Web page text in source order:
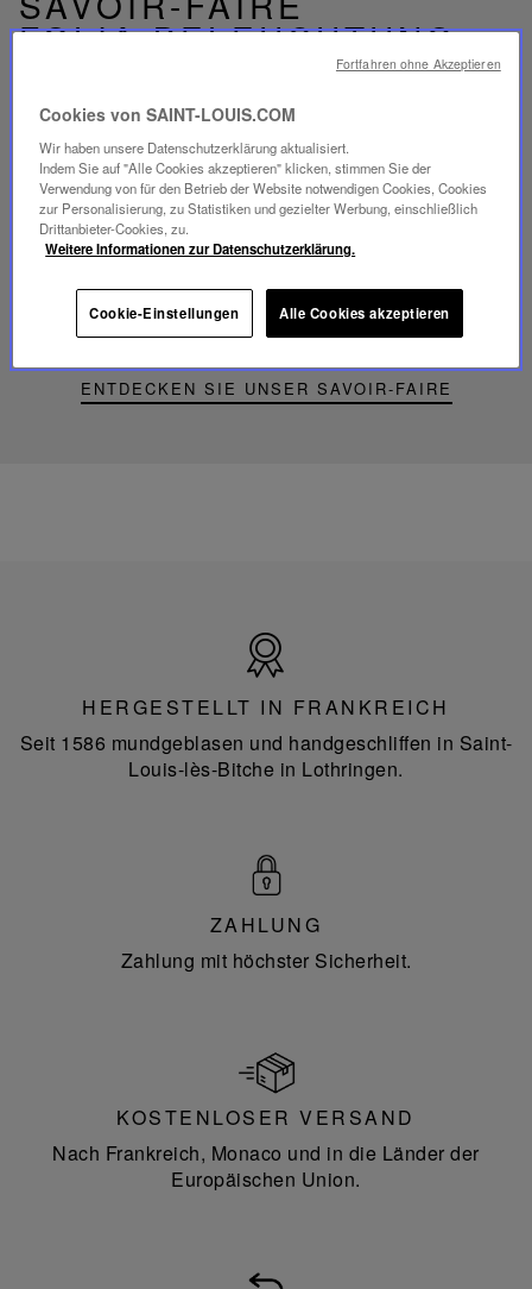
FOLIA BELEUCHTUNG
ENTDECKEN SIE UNSER SAVOIR-FAIRE
Video
abspielen
YouTube-
Video,
Folia
Mini-
Portable-
Frankreich
HERGESTELLT IN FRANKREICH
Seit 1586 mundgeblasen und handgeschliffen in Saint-
Louis-lès-Bitche in Lothringen.
ZAHLUNG
Zahlung mit höchster Sicherheit.
KOSTENLOSER VERSAND
Nach Frankreich, Monaco und in die Länder der
Europäischen Union.
Cookies von SAINT-LOUIS.COM
Wir haben unsere Datenschutzerklärung aktualisiert.
Indem Sie auf "Alle Cookies akzeptieren" klicken, stimmen Sie der
Verwendung von für den Betrieb der Website notwendigen Cookies, Cookies
zur Personalisierung, zu Statistiken und gezielter Werbung, einschließlich
Drittanbieter-Cookies, zu.
Weitere Informationen zur Datenschutzerklärung.
Cookie-Einstellungen Alle Cookies akzeptieren
Fortfahren ohne Akzeptieren